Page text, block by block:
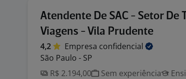
Atendente De SAC - Setor De
Viagens - Vila Prudente
4,2 Empresa confidencial
São Paulo - SP
R$ 2.194,00
Sem experiência